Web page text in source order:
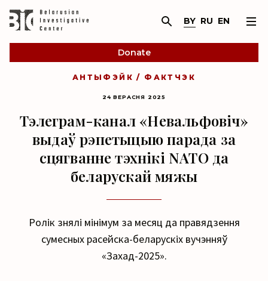
BY RU EN
Donate
АНТЫФЭЙК / ФАКТЧЭК
24 ВЕРАСНЯ 2025
Тэлеграм-канал «Невальфовіч»
выдаў рэпетыцыю парада за
сцягванне тэхнікі NATO да
беларускай мяжы
Ролік знялі мінімум за месяц да правядзення
сумесных расейска-беларускіх вучэнняў
«Захад-2025».